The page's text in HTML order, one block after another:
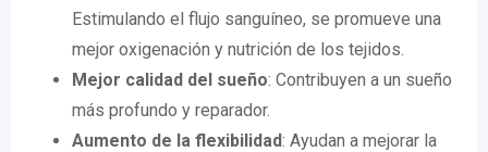
Estimulando el flujo sanguíneo, se promueve una
mejor oxigenación y nutrición de los tejidos.
Mejor calidad del sueño: Contribuyen a un sueño
más profundo y reparador.
Aumento de la flexibilidad: Ayudan a mejorar la